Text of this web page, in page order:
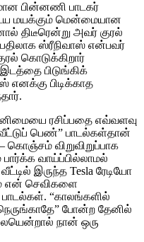
பின்னணி பாடகர்
மயக்கும் மென்மையான
திடீரென்று அவர் குரல்
ஸ்ரீநிவாஸ் என்பவர்
கொடுக்கிறார்
பிடுங்கிக்
பிடிக்காத
ரசிப்பதை எவ்வளவு
பெண்” பாடல்கள்தான்
கொஞ்சம் விறுவிறுப்பாக
வாய்ப்பில்லாமல்
இருந்த Tesla ரேடியோ
என் செவிகளை
“காலங்களில்
போன்ற தேனில்
நான் ஒரு